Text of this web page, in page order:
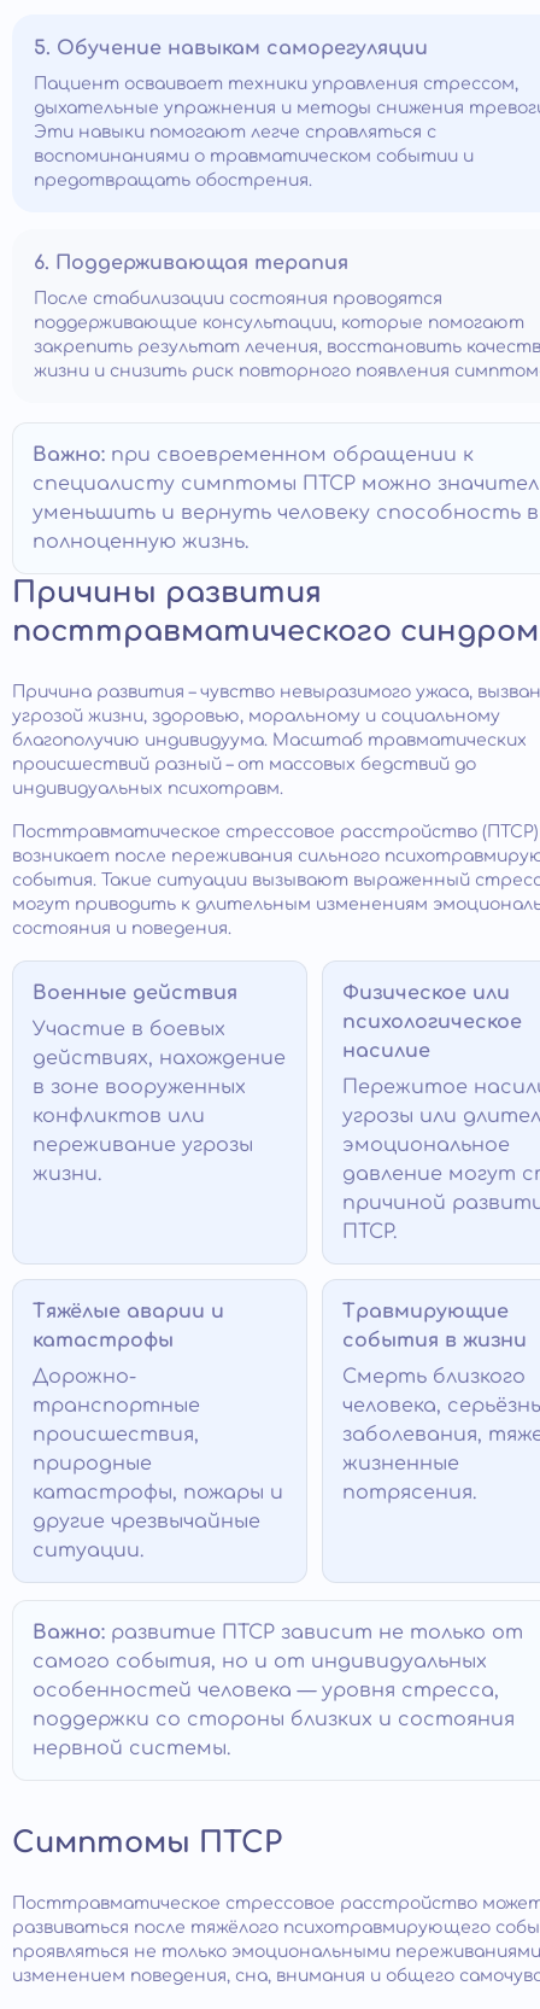
5. Обучение навыкам саморегуляции
Пациент осваивает техники управления стрессом,
дыхательные упражнения и методы снижения
Эти навыки помогают легче справляться с
воспоминаниями о травматическом событии и
предотвращать обострения.
6. Поддерживающая терапия
После стабилизации состояния проводятся
поддерживающие консультации, которые помогают
закрепить результат лечения, восстановить
жизни и снизить риск повторного появления
Важно: при своевременном обращении к
специалисту симптомы ПТСР можно
уменьшить и вернуть человеку способность
полноценную жизнь.
Причины развития
посттравматического
Причина развития – чувство невыразимого ужаса,
угрозой жизни, здоровью, моральному и социальному
благополучию индивидуума. Масштаб травматических
происшествий разный – от массовых бедствий до
индивидуальных психотравм.
Посттравматическое стрессовое расстройство (ПТСР)
возникает после переживания сильного
события. Такие ситуации вызывают выраженный
могут приводить к длительным изменениям
состояния и поведения.
Военные действия
Участие в боевых
действиях, нахождение
в зоне вооруженных
конфликтов или
переживание угрозы
жизни.
Физическое или
психологическое
насилие
Пережитое
угрозы или
эмоциональное
давление могут
причиной
ПТСР.
Тяжёлые аварии и
катастрофы
Дорожно-
транспортные
происшествия,
природные
катастрофы, пожары и
другие чрезвычайные
ситуации.
Травмирующие
события в жизни
Смерть близкого
человека,
заболевания,
жизненные
потрясения.
Важно: развитие ПТСР зависит не только от
самого события, но и от индивидуальных
особенностей человека — уровня стресса,
поддержки со стороны близких и состояния
нервной системы.
Симптомы ПТСР
Посттравматическое стрессовое расстройство
развиваться после тяжёлого психотравмирующего
проявляться не только эмоциональными
изменением поведения, сна, внимания и общего